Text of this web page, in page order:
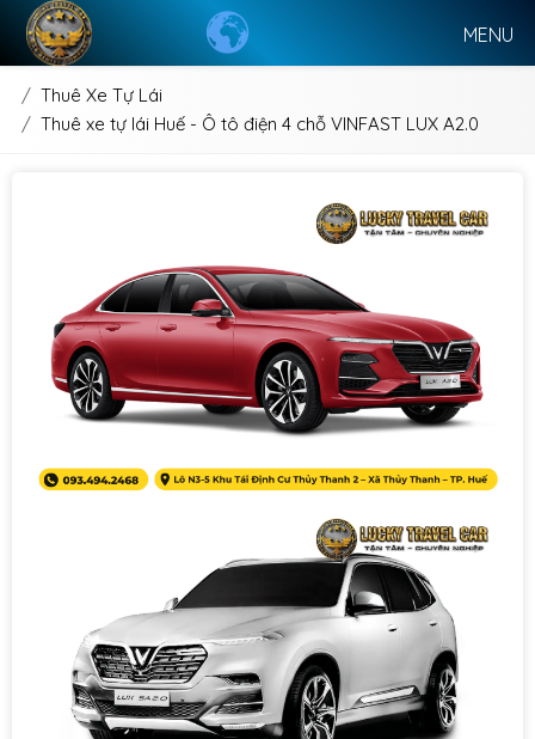
MENU
Thuê Xe Tự Lái
Thuê xe tự lái Huế - Ô tô điện 4 chỗ VINFAST LUX A2.0